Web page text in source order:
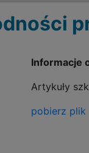
Informacje
Artykuły
pobierz plik